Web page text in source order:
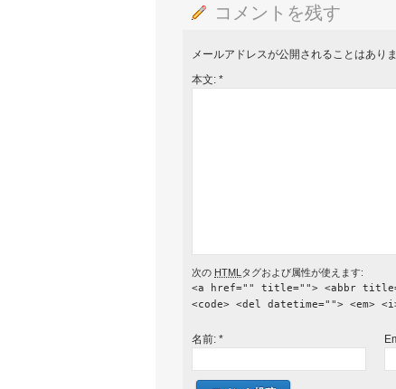
コメントを残す
メールアドレスが公開されることはありま
本文: *
次の HTML タグおよび属性が使えます:
<a href="" title=""> <abbr
<code> <del datetime=""> <em>
名前: *